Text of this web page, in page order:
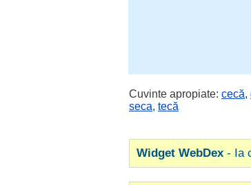
Cuvinte apropiate: cecă,
seca, tecă
Widget WebDex - Ia